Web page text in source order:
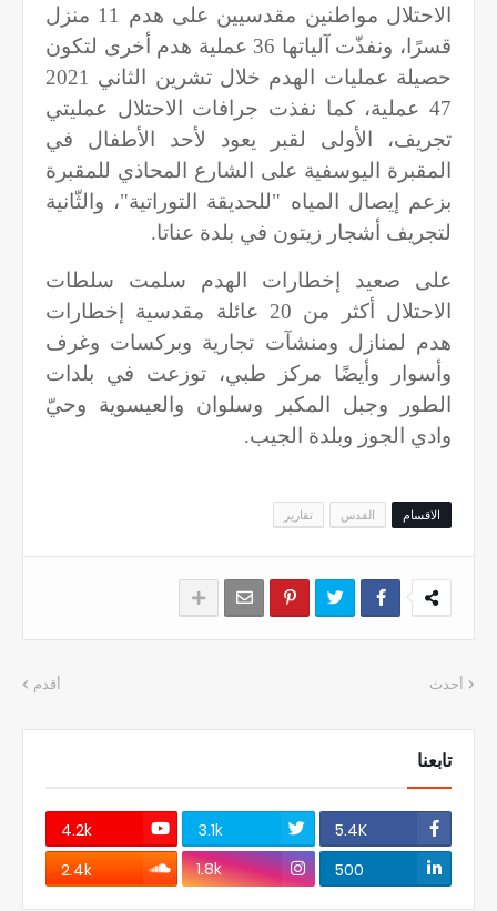
الاحتلال مواطنين مقدسيين على هدم 11 منزل
قسرًا، ونفذّت آلياتها 36 عملية هدم أخرى لتكون
حصيلة عمليات الهدم خلال تشرين الثاني 2021
47 عملية، كما نفذت جرافات الاحتلال عمليتي
تجريف، الأولى لقبر يعود لأحد الأطفال في
المقبرة اليوسفية على الشارع المحاذي للمقبرة
بزعم إيصال المياه "للحديقة التوراتية"، والثّانية
لتجريف أشجار زيتون في بلدة عناتا.
على صعيد إخطارات الهدم سلمت سلطات
الاحتلال أكثر من 20 عائلة مقدسية إخطارات
هدم لمنازل ومنشآت تجارية وبركسات وغرف
وأسوار وأيضًا مركز طبي، توزعت في بلدات
الطور وجبل المكبر وسلوان والعيسوية وحيّ
وادي الجوز وبلدة الجيب.
الاقسام القدس تقارير
أحدث أقدم
تابعنا
5.4K
3.1k
4.2k
500
1.8k
2.4k